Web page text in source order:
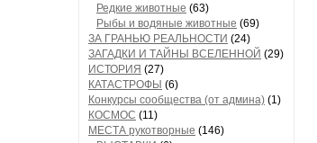
Редкие животные (63)
Рыбы и водяные животные (69)
ЗА ГРАНЬЮ РЕАЛЬНОСТИ (24)
ЗАГАДКИ И ТАЙНЫ ВСЕЛЕННОЙ (29)
ИСТОРИЯ (27)
КАТАСТРОФЫ (6)
Конкурсы сообщества (от админа) (1)
КОСМОС (11)
МЕСТА рукотворные (146)